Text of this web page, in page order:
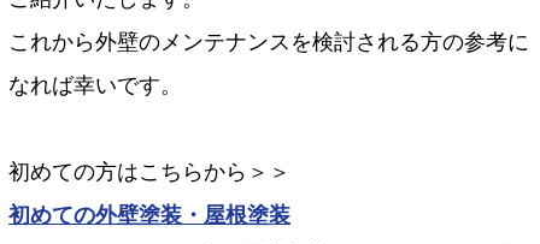
これから外壁のメンテナンスを検討される方の参考に
なれば幸いです。
初めての方はこちらから＞＞
初めての外壁塗装・屋根塗装